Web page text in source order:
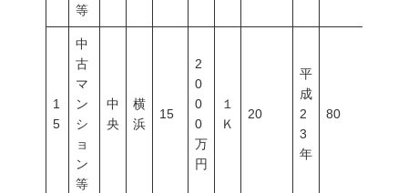
等
1
5
中
古
マ
ン
シ
ョ
ン
等
中
央
横
浜
15
2
0
0
0
万
円
１
Ｋ
20
平
成
2
3
年
80